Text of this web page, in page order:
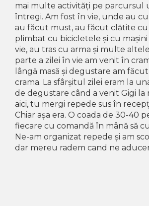
mai multe activități pe parcursul
întregi. Am fost în vie, unde au
au făcut must, au făcut clătite cu
plimbat cu bicicletele și cu
vie, au tras cu arma și multe
parte a zilei în vie am venit în
lângă masă și degustare am
crama. La sfârșitul zilei eram la
de degustare când a venit Gigi la
aici, tu mergi repede sus în
Chiar așa era. O coada de 30-40
fiecare cu comandă în mână să
Ne-am organizat repede și am
dar mereu radem cand ne